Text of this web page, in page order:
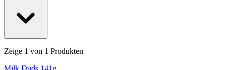
Zeige 1 von 1 Produkten
Milk Duds 141g